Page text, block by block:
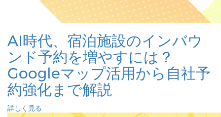
AI時代、宿泊施設のインバウ
ンド予約を増やすには？
Googleマップ活用から自社予
約強化まで解説
詳しく見る